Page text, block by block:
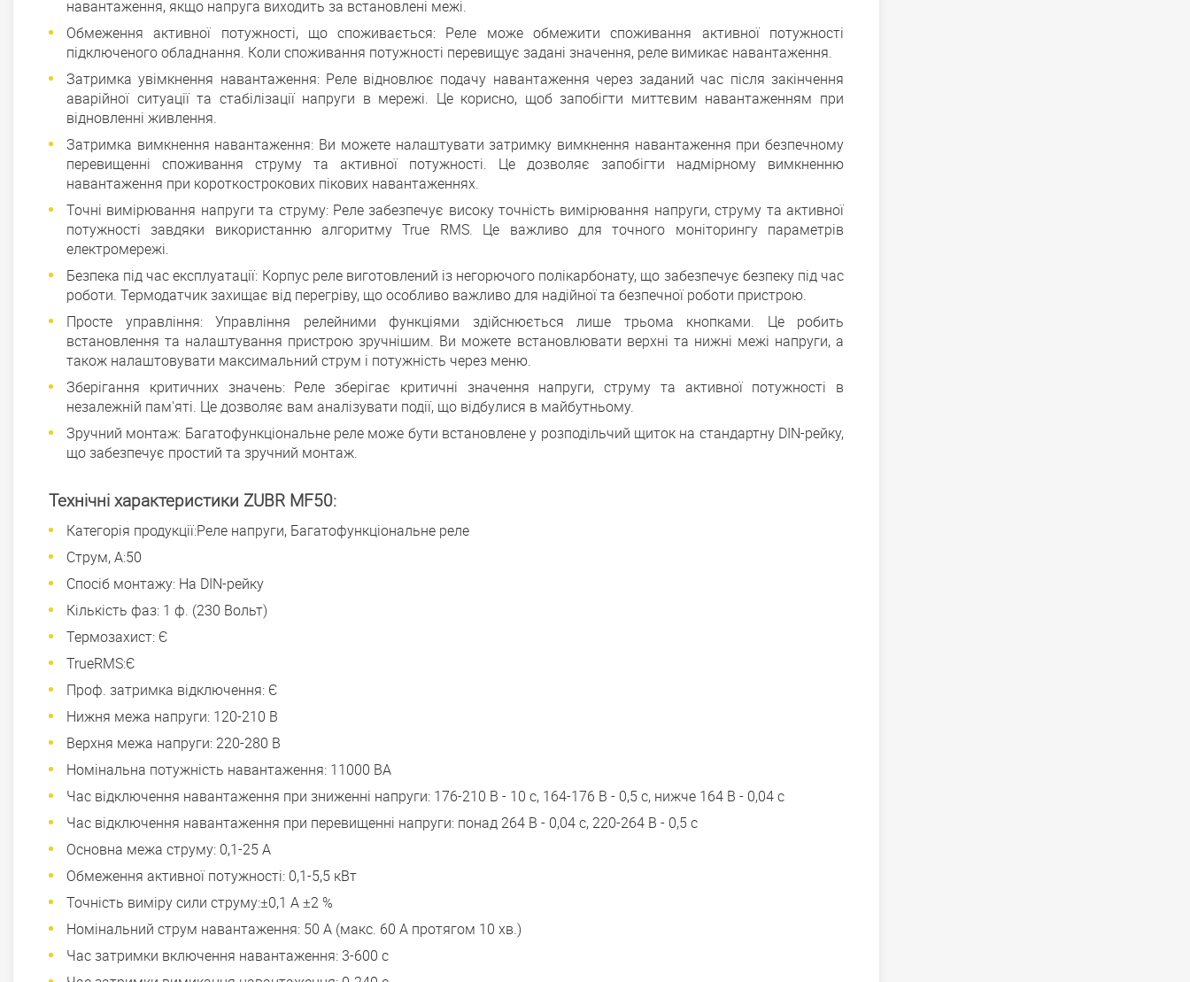
навантаження, якщо напруга виходить за встановлені межі.
Обмеження активної потужності, що споживається: Реле може обмежити споживання активної потужності
підключеного обладнання. Коли споживання потужності перевищує задані значення, реле вимикає навантаження.
Затримка увімкнення навантаження: Реле відновлює подачу навантаження через заданий час після закінчення
аварійної ситуації та стабілізації напруги в мережі. Це корисно, щоб запобігти миттєвим навантаженням при
відновленні живлення.
Затримка вимкнення навантаження: Ви можете налаштувати затримку вимкнення навантаження при безпечному
перевищенні споживання струму та активної потужності. Це дозволяє запобігти надмірному вимкненню
навантаження при короткострокових пікових навантаженнях.
Точні вимірювання напруги та струму: Реле забезпечує високу точність вимірювання напруги, струму та активної
потужності завдяки використанню алгоритму True RMS. Це важливо для точного моніторингу параметрів
електромережі.
Безпека під час експлуатації: Корпус реле виготовлений із негорючого полікарбонату, що забезпечує безпеку під час
роботи. Термодатчик захищає від перегріву, що особливо важливо для надійної та безпечної роботи пристрою.
Просте управління: Управління релейними функціями здійснюється лише трьома кнопками. Це робить
встановлення та налаштування пристрою зручнішим. Ви можете встановлювати верхні та нижні межі напруги, а
також налаштовувати максимальний струм і потужність через меню.
Зберігання критичних значень: Реле зберігає критичні значення напруги, струму та активної потужності в
незалежній пам'яті. Це дозволяє вам аналізувати події, що відбулися в майбутньому.
Зручний монтаж: Багатофункціональне реле може бути встановлене у розподільчий щиток на стандартну DIN-рейку,
що забезпечує простий та зручний монтаж.
Технічні характеристики ZUBR MF50:
Категорія продукції:Реле напруги, Багатофункціональне реле
Струм, А:50
Спосіб монтажу: На DIN-рейку
Кількість фаз: 1 ф. (230 Вольт)
Термозахист: Є
TrueRMS:Є
Проф. затримка відключення: Є
Нижня межа напруги: 120-210 В
Верхня межа напруги: 220-280 В
Номінальна потужність навантаження: 11000 ВА
Час відключення навантаження при зниженні напруги: 176-210 В - 10 с, 164-176 В - 0,5 с, нижче 164 В - 0,04 с
Час відключення навантаження при перевищенні напруги: понад 264 В - 0,04 с, 220-264 В - 0,5 с
Основна межа струму: 0,1-25 А
Обмеження активної потужності: 0,1-5,5 кВт
Точність виміру сили струму:±0,1 А ±2 %
Номінальний струм навантаження: 50 А (макс. 60 А протягом 10 хв.)
Час затримки включення навантаження: 3-600 с